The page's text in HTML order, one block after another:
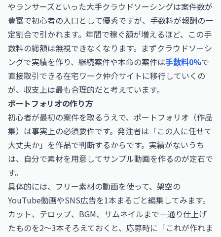
やランサーズといった大手クラウドソーシングは案件数が
豊富で初心者の入口として優秀ですが、手数料が報酬の一
定割合で引かれます。年間で稼ぐ額が増えるほど、この手
数料の総額は無視できなくなります。まずクラウドソーシ
ングで実績を作り、継続案件や本命の案件は手数料0%で
直接取引できる在宅ワーク仲介サイトに移行していくの
が、収支上は最も合理的だと考えています。
ポートフォリオの作り方
初心者が最初の案件を取るうえで、ポートフォリオ（作品
集）は事実上の必須要件です。発注者は「この人に任せて
大丈夫か」を作品で判断するからです。実績がないうち
は、自分で素材を用意してサンプル動画を作るのが定石で
す。
具体的には、フリー素材の動画を使って、架空の
YouTube動画やSNS広告を1本まるごと編集してみます。
カット、テロップ、BGM、サムネイルまで一通り仕上げ
たものを2〜3本そろえておくと、応募時に「これが作れま